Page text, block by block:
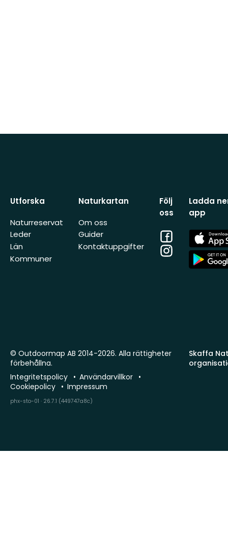
Utforska
Naturreservat
Leder
Län
Kommuner
Naturkartan
Om oss
Guider
Kontaktuppgifter
Följ
oss
Facebook
Instagram
Ladda
app
App
Store
App
Store
Skaffa
© Outdoormap AB 2014-2026. Alla rättigheter
förbehållna.
Integritetspolicy
Användarvillkor
Cookiepolicy
Impressum
phx-sto-01 · 26.7.1 (449747a8c)